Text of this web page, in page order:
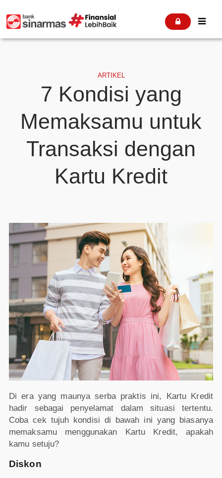
 
ARTIKEL
7 Kondisi yang
Memaksamu untuk
Transaksi dengan
Kartu Kredit
Di era yang maunya serba praktis ini, Kartu Kredit
hadir sebagai penyelamat dalam situasi tertentu.
Coba cek tujuh kondisi di bawah ini yang biasanya
memaksamu menggunakan Kartu Kredit, apakah
kamu setuju?
Diskon